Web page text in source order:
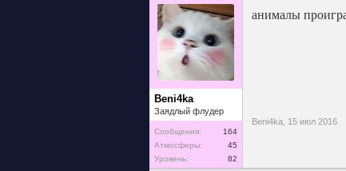
Beni4ka
Заядлый флудер
Сообщения:
164
Атмосферы:
45
Уровень:
82
анималы
Beni4ka, 15 июл 2016